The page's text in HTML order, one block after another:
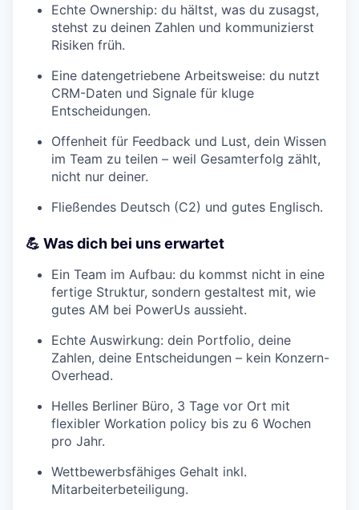
Echte Ownership: du hältst, was du zusagst,
stehst zu deinen Zahlen und kommunizierst
Risiken früh.
Eine datengetriebene Arbeitsweise: du nutzt
CRM-Daten und Signale für kluge
Entscheidungen.
Offenheit für Feedback und Lust, dein Wissen
im Team zu teilen – weil Gesamterfolg zählt,
nicht nur deiner.
Fließendes Deutsch (C2) und gutes Englisch.
💪 Was dich bei uns erwartet
Ein Team im Aufbau: du kommst nicht in eine
fertige Struktur, sondern gestaltest mit, wie
gutes AM bei PowerUs aussieht.
Echte Auswirkung: dein Portfolio, deine
Zahlen, deine Entscheidungen – kein Konzern-
Overhead.
Helles Berliner Büro, 3 Tage vor Ort mit
flexibler Workation policy bis zu 6 Wochen
pro Jahr.
Wettbewerbsfähiges Gehalt inkl.
Mitarbeiterbeteiligung.